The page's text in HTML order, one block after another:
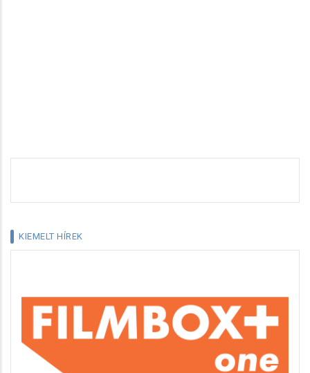
KIEMELT HÍREK